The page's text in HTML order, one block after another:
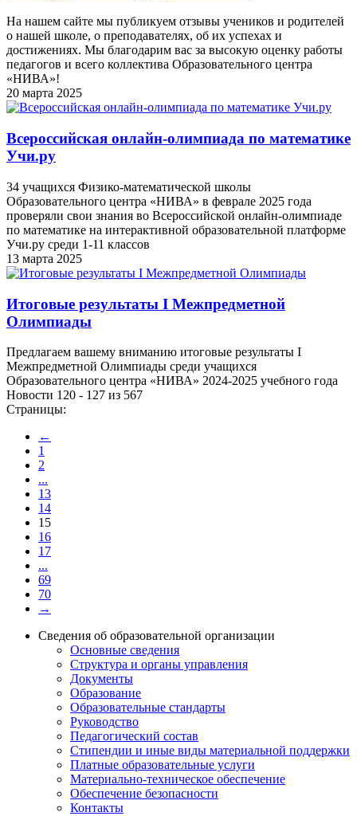
На нашем сайте мы публикуем отзывы учеников и родителей
о нашей школе, о преподавателях, об их успехах и
достижениях. Мы благодарим вас за высокую оценку работы
педагогов и всего коллектива Образовательного центра
«НИВА»!
20 марта 2025
Всероссийская онлайн-олимпиада по математике
Учи.ру
34 учащихся Физико-математической школы
Образовательного центра «НИВА» в феврале 2025 года
проверяли свои знания во Всероссийской онлайн-олимпиаде
по математике на интерактивной образовательной платформе
Учи.ру среди 1-11 классов
13 марта 2025
Итоговые результаты I Межпредметной
Олимпиады
Предлагаем вашему вниманию итоговые результаты I
Межпредметной Олимпиады среди учащихся
Образовательного центра «НИВА» 2024-2025 учебного года
Новости 120 - 127 из 567
Страницы:
←
1
2
...
13
14
15
16
17
...
69
70
→
Сведения об образовательной организации
Основные сведения
Структура и органы управления
Документы
Образование
Образовательные стандарты
Руководство
Педагогический состав
Стипендии и иные виды материальной поддержки
Платные образовательные услуги
Материально-техническое обеспечение
Обеспечение безопасности
Контакты